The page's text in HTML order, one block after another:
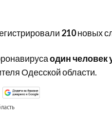
210новых
один человек
Одесской области.